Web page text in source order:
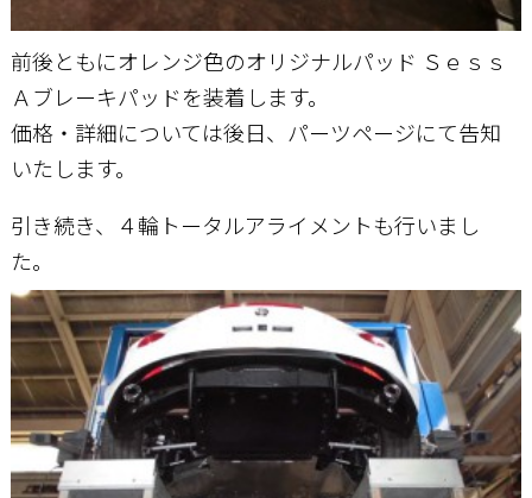
前後ともにオレンジ色のオリジナルパッド Ｓｅｓｓ
Ａブレーキパッドを装着します。
価格・詳細については後日、パーツページにて告知
いたします。
引き続き、４輪トータルアライメントも行いまし
た。